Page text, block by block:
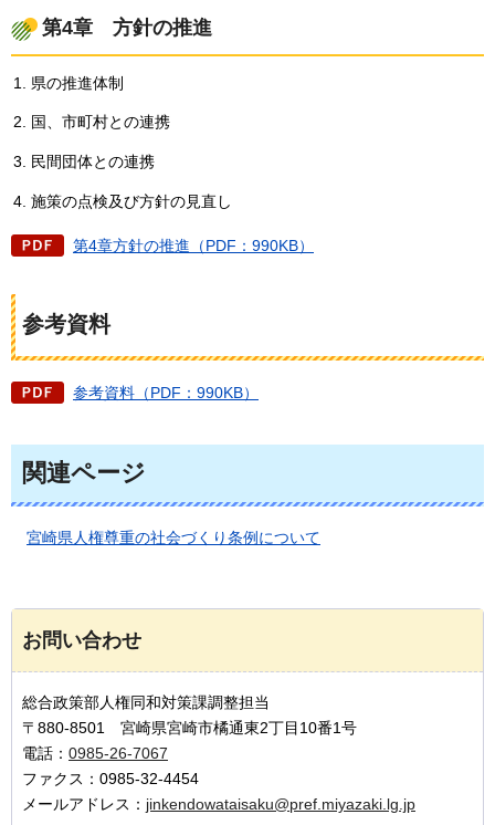
第4章 方針の推進
県の推進体制
国、市町村との連携
民間団体との連携
施策の点検及び方針の見直し
第4章方針の推進（PDF：990KB）
参考資料
参考資料（PDF：990KB）
関連ページ
宮崎県人権尊重の社会づくり条例について
お問い合わせ
総合政策部人権同和対策課調整担当
〒880-8501 宮崎県宮崎市橘通東2丁目10番1号
電話： 0985-26-7067
ファクス：0985-32-4454
メールアドレス： jinkendowataisaku@pref.miyazaki.lg.jp